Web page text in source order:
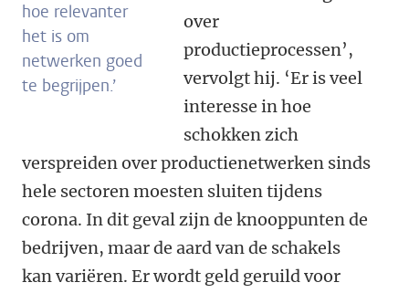
hoe relevanter
het is om
netwerken goed
te begrijpen.’
over
productieprocessen’,
vervolgt hij. ‘Er is veel
interesse in hoe
schokken zich
verspreiden over productienetwerken sinds
hele sectoren moesten sluiten tijdens
corona. In dit geval zijn de knooppunten de
bedrijven, maar de aard van de schakels
kan variëren. Er wordt geld geruild voor